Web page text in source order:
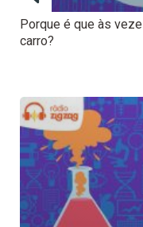
Porque é que às
carro?